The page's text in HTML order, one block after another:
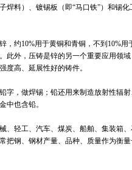
料）、镀锡板（即“马口铁”）和锡
约10%用于黄铜和青铜，不到10%用
此外，压铸是锌的另一个重要应用领
度高、延展性好的铸件。
，做焊锡；铅还用来制造放射性辐
中也含铅。
轻工、汽车、煤炭、船舶、集装箱
钢、钢材产量、品种、质量作为衡